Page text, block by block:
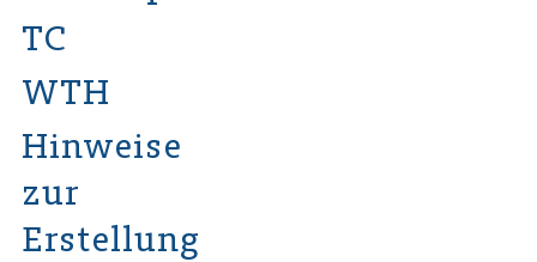
TC
WTH
Hinweise
zur
Erstellung